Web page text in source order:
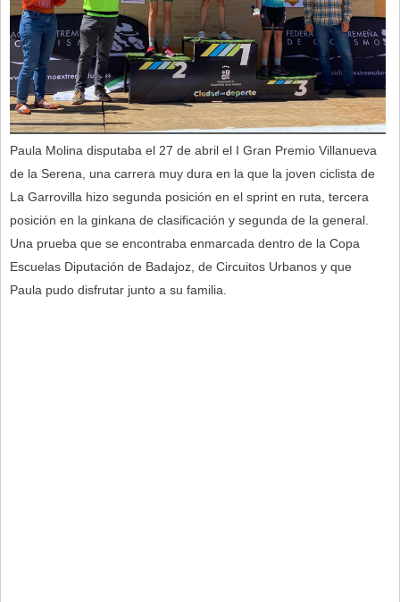
Paula Molina disputaba el 27 de abril el I Gran Premio Villanueva
de la Serena, una carrera muy dura en la que la joven ciclista de
La Garrovilla hizo segunda posición en el sprint en ruta, tercera
posición en la ginkana de clasificación y segunda de la general.
Una prueba que se encontraba enmarcada dentro de la Copa
Escuelas Diputación de Badajoz, de Circuitos Urbanos y que
Paula pudo disfrutar junto a su familia.